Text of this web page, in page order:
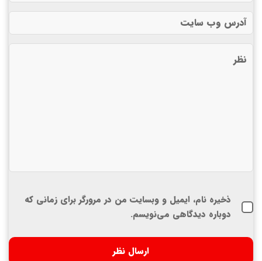
ذخیره نام، ایمیل و وبسایت من در مرورگر برای زمانی که
دوباره دیدگاهی می‌نویسم.